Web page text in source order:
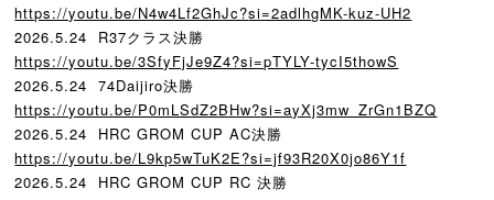
https://youtu.be/N4w4Lf2GhJc?si=2adlhgMK-kuz-UH2
2026.5.24 R37クラス決勝
https://youtu.be/3SfyFjJe9Z4?si=pTYLY-tycI5thowS
2026.5.24 74Daijiro決勝
https://youtu.be/P0mLSdZ2BHw?si=ayXj3mw_ZrGn1BZQ
2026.5.24 HRC GROM CUP AC決勝
https://youtu.be/L9kp5wTuK2E?si=jf93R20X0jo86Y1f
2026.5.24 HRC GROM CUP RC 決勝